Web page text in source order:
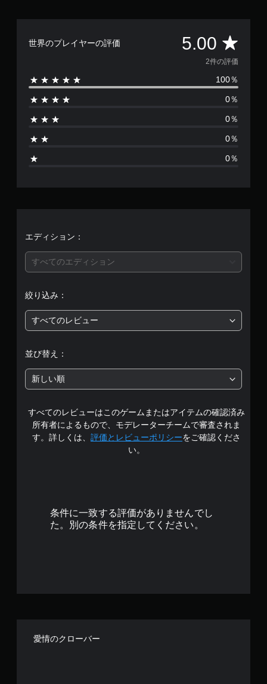
世界のプレイヤーの評価 5.00 評
価
数
は
、
段
階
の
5
で
す
2件の評価
100％
0％
0％
0％
0％
エディション：
すべてのエディション
絞り込み：
すべてのレビュー
並び替え：
新しい順
すべてのレビューはこのゲームまたはアイテムの確認済み
所有者によるもので、モデレーターチームで審査されま
す。詳しくは、 評価とレビューポリシーをご確認くださ
い。
条件に一致する評価がありませんでし
た。別の条件を指定してください。
愛情のクローバー